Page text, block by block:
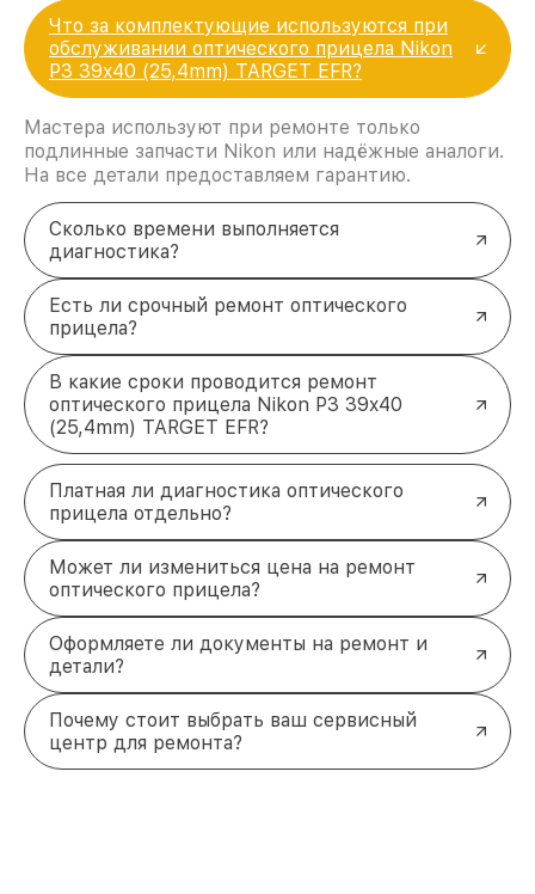
Что за комплектующие используются при
обслуживании оптического прицела Nikon
P3 39x40 (25,4mm) TARGET EFR?
Мастера используют при ремонте только
подлинные запчасти Nikon или надёжные аналоги.
На все детали предоставляем гарантию.
Сколько времени выполняется
диагностика?
Есть ли срочный ремонт оптического
прицела?
В какие сроки проводится ремонт
оптического прицела Nikon P3 39x40
(25,4mm) TARGET EFR?
Платная ли диагностика оптического
прицела отдельно?
Может ли измениться цена на ремонт
оптического прицела?
Оформляете ли документы на ремонт и
детали?
Почему стоит выбрать ваш сервисный
центр для ремонта?